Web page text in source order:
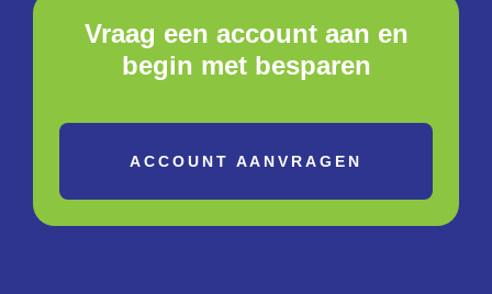
Vraag een account aan en
begin met besparen
ACCOUNT AANVRAGEN